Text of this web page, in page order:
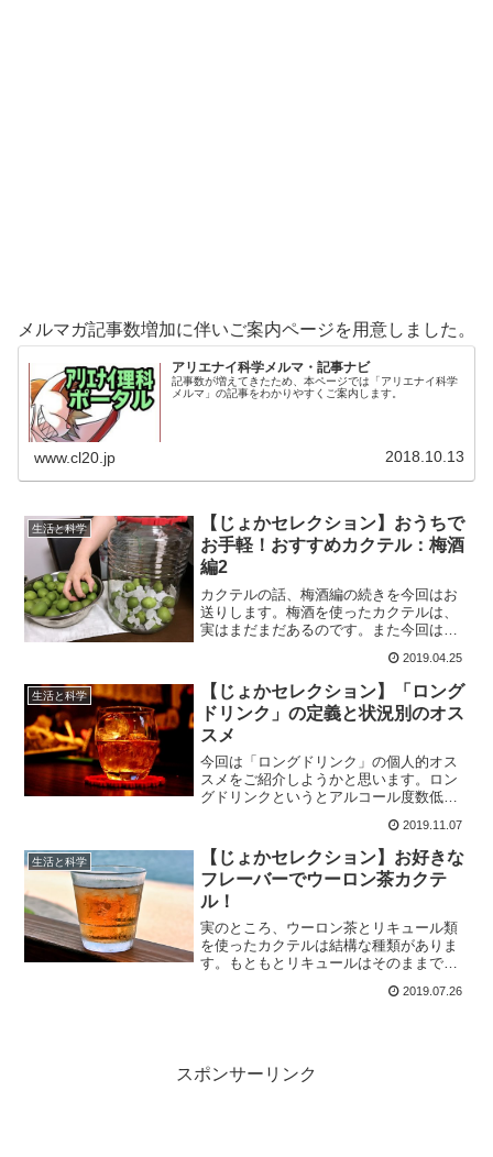
メルマガ記事数増加に伴いご案内ページを用意しました。
アリエナイ科学メルマ・記事ナビ
記事数が増えてきたため、本ページでは「アリエナイ科学
メルマ」の記事をわかりやすくご案内します。
www.cl20.jp 2018.10.13
生活と科学
【じょかセレクション】おうちで
お手軽！おすすめカクテル：梅酒
編2
カクテルの話、梅酒編の続きを今回はお
送りします。梅酒を使ったカクテルは、
実はまだまだあるのです。また今回は、
きます。青梅の流通時期は限られている
ので、5月中旬を過ぎたら気にしておくと
良いでしょう。
2019.04.25
生活と科学
【じょかセレクション】「ロング
ドリンク」の定義と状況別のオス
スメ
今回は「ロングドリンク」の個人的オス
スメをご紹介しようかと思います。ロン
グドリンクというとアルコール度数低め
実は「のんびり楽しむお酒」のことなの
で、ロックで飲むお酒もロングドリンク
の範疇だったりします。
2019.11.07
生活と科学
【じょかセレクション】お好きな
フレーバーでウーロン茶カクテ
ル！
実のところ、ウーロン茶とリキュール類
を使ったカクテルは結構な種類がありま
す。もともとリキュールはそのままでは
割りにするとフレーバーを残しつつ程よ
2019.07.26
スポンサーリンク